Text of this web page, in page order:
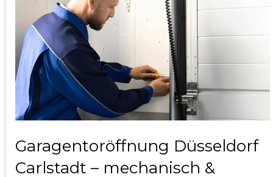
Garagentoröffnung Düsseldorf
Carlstadt – mechanisch &